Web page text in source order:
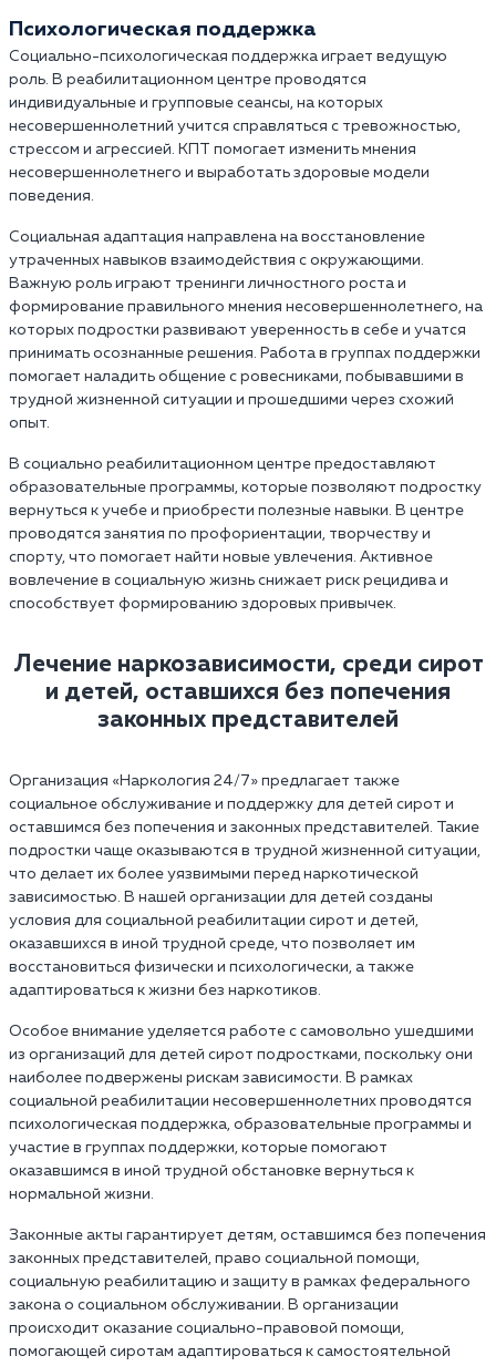
Психологическая поддержка
Социально-психологическая поддержка играет ведущую
роль. В реабилитационном центре проводятся
индивидуальные и групповые сеансы, на которых
несовершеннолетний учится справляться с тревожностью,
стрессом и агрессией. КПТ помогает изменить мнения
несовершеннолетнего и выработать здоровые модели
поведения.
Социальная адаптация направлена на восстановление
утраченных навыков взаимодействия с окружающими.
Важную роль играют тренинги личностного роста и
формирование правильного мнения несовершеннолетнего, на
которых подростки развивают уверенность в себе и учатся
принимать осознанные решения. Работа в группах поддержки
помогает наладить общение с ровесниками, побывавшими в
трудной жизненной ситуации и прошедшими через схожий
опыт.
В социально реабилитационном центре предоставляют
образовательные программы, которые позволяют подростку
вернуться к учебе и приобрести полезные навыки. В центре
проводятся занятия по профориентации, творчеству и
спорту, что помогает найти новые увлечения. Активное
вовлечение в социальную жизнь снижает риск рецидива и
способствует формированию здоровых привычек.
Лечение наркозависимости, среди сирот
и детей, оставшихся без попечения
законных представителей
Организация «Наркология 24/7» предлагает также
социальное обслуживание и поддержку для детей сирот и
оставшимся без попечения и законных представителей. Такие
подростки чаще оказываются в трудной жизненной ситуации,
что делает их более уязвимыми перед наркотической
зависимостью. В нашей организации для детей созданы
условия для социальной реабилитации сирот и детей,
оказавшихся в иной трудной среде, что позволяет им
восстановиться физически и психологически, а также
адаптироваться к жизни без наркотиков.
Особое внимание уделяется работе с самовольно ушедшими
из организаций для детей сирот подростками, поскольку они
наиболее подвержены рискам зависимости. В рамках
социальной реабилитации несовершеннолетних проводятся
психологическая поддержка, образовательные программы и
участие в группах поддержки, которые помогают
оказавшимся в иной трудной обстановке вернуться к
нормальной жизни.
Законные акты гарантирует детям, оставшимся без попечения
законных представителей, право социальной помощи,
социальную реабилитацию и защиту в рамках федерального
закона о социальном обслуживании. В организации
происходит оказание социально-правовой помощи,
помогающей сиротам адаптироваться к самостоятельной